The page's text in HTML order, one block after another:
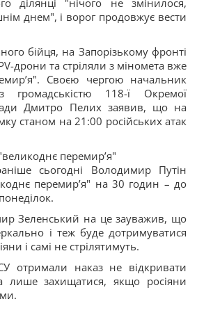
ділянці "нічого не змінилося,
днем", і ворог продовжує вести
бійця, на Запорізькому фронті
дрони та стріляли з міномета вже
Своєю чергою начальник
громадськістю 118-ї Окремої
Дмитро Пелих заявив, що на
станом на 21:00 російських атак
перемир’я"
сьогодні Володимир Путін
перемир’я" на 30 годин – до
Зеленський на це зауважив, що
і теж буде дотримуватися
і самі не стрілятимуть.
отримали наказ не відкривати
захищатися, якщо росіяни